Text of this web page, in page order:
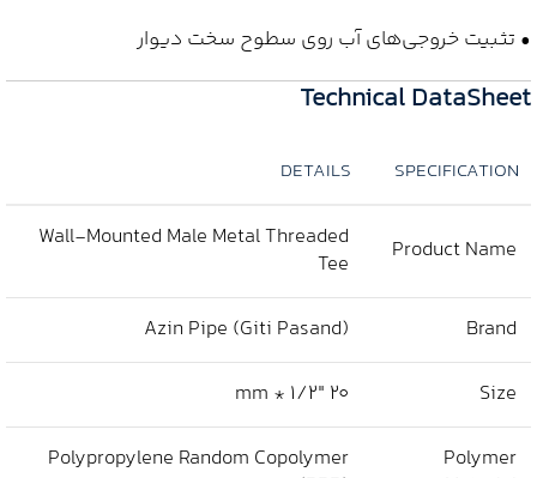
• تثبیت خروجی‌های آب روی سطوح سخت دیوار
Technical DataSheet
SPECIFICATION
DETAILS
Product Name
Wall-Mounted Male Metal Threaded
Tee
Brand
Azin Pipe (Giti Pasand)
Size
20 mm * 1/2″
Polymer
Polypropylene Random Copolymer